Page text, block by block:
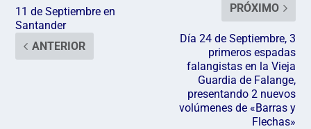
11 de Septiembre en
Santander
ANTERIOR
PRÓXIMO
Día 24 de Septiembre, 3
primeros espadas
falangistas en la Vieja
Guardia de Falange,
presentando 2 nuevos
volúmenes de «Barras y
Flechas»